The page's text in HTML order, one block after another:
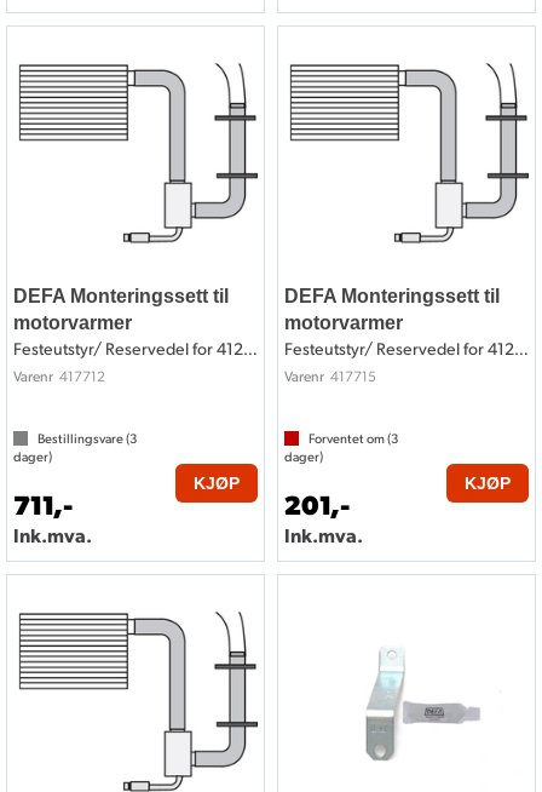
DEFA Monteringssett til
motorvarmer
Festeutstyr/ Reservedel for 412712
Varenr 417712
Bestillingsvare (3
dager)
711,-
Ink.mva.
KJØP
DEFA Monteringssett til
motorvarmer
Festeutstyr/ Reservedel for 412715
Varenr 417715
Forventet om (3
dager)
201,-
Ink.mva.
KJØP